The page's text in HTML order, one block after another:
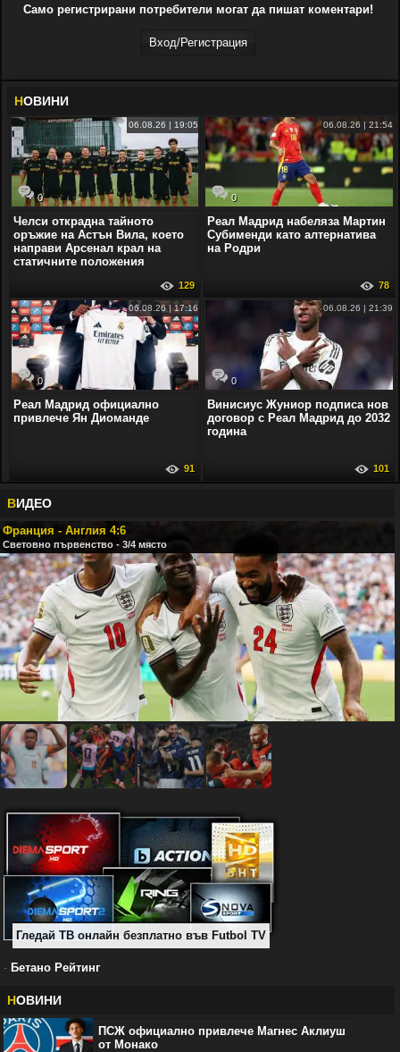
Само регистрирани потребители могат да пишат коментари!
Вход/Регистрaция
НОВИНИ
0
06.08.26 | 19:05
Челси открадна тайното
оръжие на Астън Вила, което
направи Арсенал крал на
статичните положения
129
0
06.08.26 | 21:54
Реал Мадрид набеляза Мартин
Субименди като алтернатива
на Родри
78
0
06.08.26 | 17:16
Реал Мадрид официално
привлече Ян Диоманде
91
0
06.08.26 | 21:39
Винисиус Жуниор подписа нов
договор с Реал Мадрид до 2032
година
101
ВИДЕО
Франция - Англия 4:6
Световно първенство - 3/4 място
Гледай ТВ онлайн безплатно във Futbol TV
- Бетано Рейтинг
НОВИНИ
ПСЖ официално привлече Магнес Аклиуш
от Монако